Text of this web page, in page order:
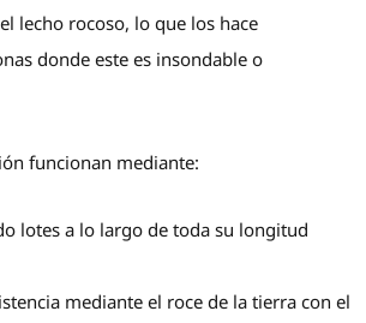
lecho rocoso, lo que los hace
donde este es insondable o
funcionan mediante:
lotes a lo largo de toda su longitud
mediante el roce de la tierra con el